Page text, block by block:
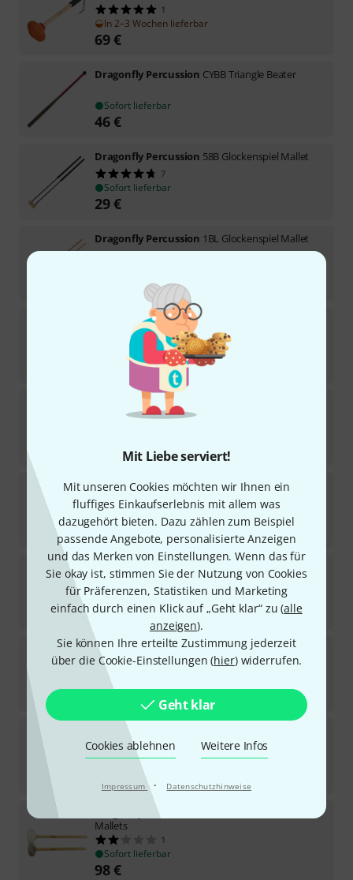
Mit Liebe serviert!
Mit unseren Cookies möchten wir Ihnen ein
fluffiges Einkaufserlebnis mit allem was
dazugehört bieten. Dazu zählen zum Beispiel
passende Angebote, personalisierte Anzeigen
und das Merken von Einstellungen. Wenn das für
Sie okay ist, stimmen Sie der Nutzung von Cookies
für Präferenzen, Statistiken und Marketing
einfach durch einen Klick auf „Geht klar“ zu (alle
anzeigen).
Sie können Ihre erteilte Zustimmung jederzeit
über die Cookie-Einstellungen (hier) widerrufen.
Geht klar
Cookies ablehnen Weitere Infos
Impressum · Datenschutzhinweise
1
In 2–3 Wochen lieferbar
69€
Dragonfly Percussion CYBB Triangle Beater
Sofort lieferbar
46€
Dragonfly Percussion 58B Glockenspiel Mallet
7
Sofort lieferbar
29€
Dragonfly Percussion 1BL Glockenspiel Mallet
Dragonfly Percussion
2
Sofort lieferbar
Dragonfly Percussion
7
Dragonfly PercussionL3A Lotus Alpha
2
In 1–2 Wochen lieferbar
79 €
Dragonfly Percussion
SC2R Suspended Cymbal
Mallets
Sofort lieferbar
59 €
Dragonfly Percussion AT1 Triangle Beater
4
Sofort lieferbar
Dragonfly Percussion
Sofort lieferbar
Dragonfly Percussion
Mallets
1
Sofort lieferbar
98€